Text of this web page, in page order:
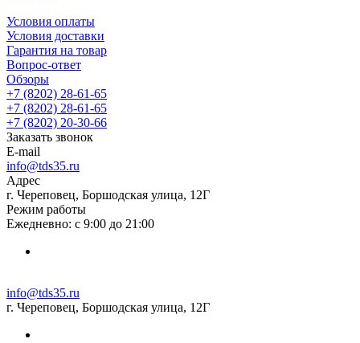
Условия оплаты
Условия доставки
Гарантия на товар
Вопрос-ответ
Обзоры
+7 (8202) 28‑61-65
+7 (8202) 28‑61-65
+7 (8202) 20‑30-66
Заказать звонок
E-mail
info@tds35.ru
Адрес
г. Череповец, Боршодская улица, 12Г
Режим работы
Ежедневно: с 9:00 до 21:00
info@tds35.ru
г. Череповец, Боршодская улица, 12Г